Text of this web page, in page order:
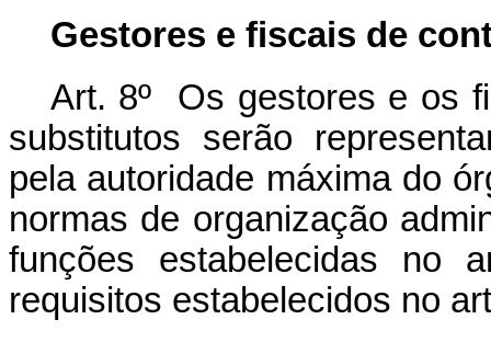
Gestores e fiscais de
Art. 8º Os gestores e os
substitutos serão
pela autoridade máxima do
normas de organização
funções estabelecidas no
requisitos estabelecidos no